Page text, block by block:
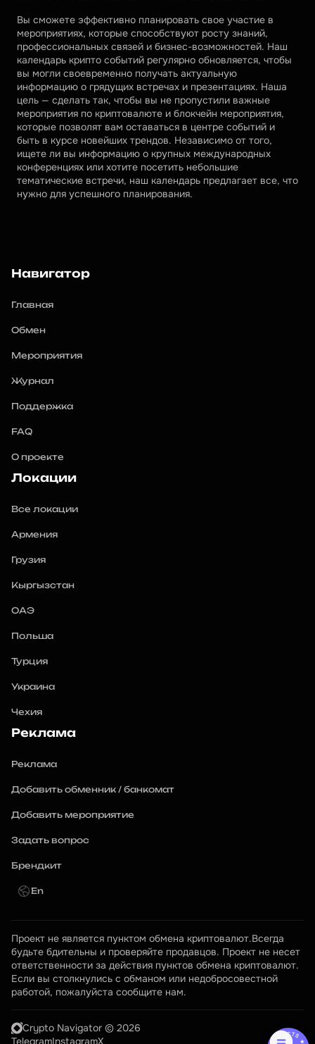
Вы сможете эффективно планировать свое участие в
мероприятиях, которые способствуют росту знаний,
профессиональных связей и бизнес-возможностей. Наш
календарь крипто событий регулярно обновляется, чтобы
вы могли своевременно получать актуальную
информацию о грядущих встречах и презентациях. Наша
цель — сделать так, чтобы вы не пропустили важные
мероприятия по криптовалюте и блокчейн мероприятия,
которые позволят вам оставаться в центре событий и
быть в курсе новейших трендов. Независимо от того,
ищете ли вы информацию о крупных международных
конференциях или хотите посетить небольшие
тематические встречи, наш календарь предлагает все, что
нужно для успешного планирования.
Навигатор
Главная
Обмен
Мероприятия
Журнал
Поддержка
FAQ
О проекте
Локации
Все локации
Армения
Грузия
Кыргызстан
ОАЭ
Польша
Турция
Украина
Чехия
Реклама
Реклама
Добавить обменник / банкомат
Добавить мероприятие
Задать вопрос
Брендкит
En
Проект не является пунктом обмена криптовалют.Всегда
будьте бдительны и проверяйте продавцов. Проект не несет
ответственности за действия пунктов обмена криптовалют.
Если вы столкнулись с обманом или недобросовестной
работой, пожалуйста сообщите нам.
Crypto Navigator © 2026
TelegramInstagramX